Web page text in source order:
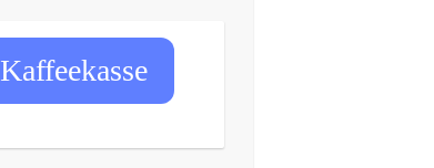
Kaffeekasse